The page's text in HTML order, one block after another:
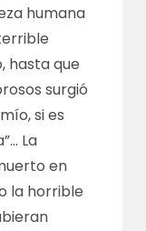
humana
hasta que
surgió
si es
La
en
la horrible